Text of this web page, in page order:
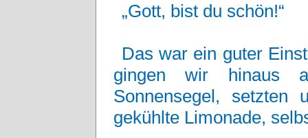
„Gott, bist du schön!“
Das war ein guter
gingen wir hinaus
Sonnensegel,
gekühlte Limonade,